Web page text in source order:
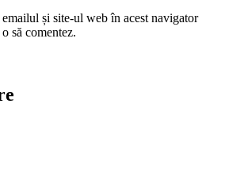
și site-ul web în acest navigator
să comentez.